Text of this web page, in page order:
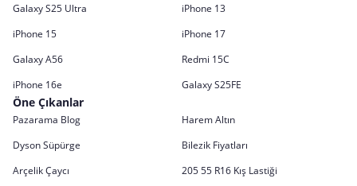
Galaxy S25 Ultra
iPhone 13
iPhone 15
iPhone 17
Galaxy A56
Redmi 15C
iPhone 16e
Galaxy S25FE
Öne Çıkanlar
Pazarama Blog
Harem Altın
Dyson Süpürge
Bilezik Fiyatları
Arçelik Çaycı
205 55 R16 Kış Lastiği